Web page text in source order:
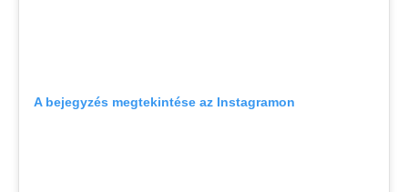
A bejegyzés megtekintése az Instagramon